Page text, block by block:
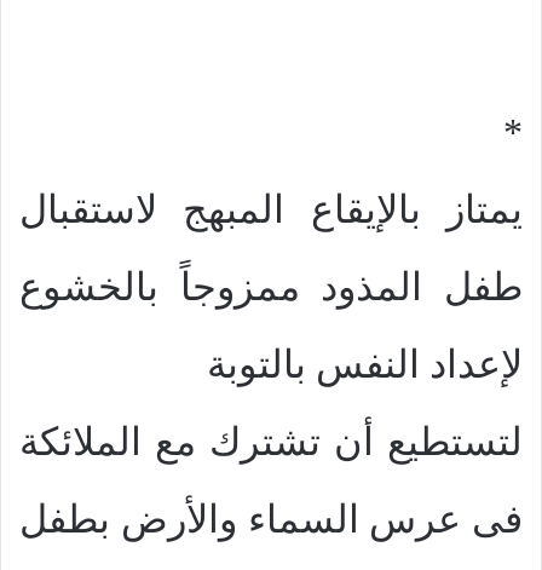
*
يمتاز بالإيقاع المبهج لاستقبال
طفل المذود ممزوجاً بالخشوع
لإعداد النفس بالتوبة
لتستطيع أن تشترك مع الملائكة
فى عرس السماء والأرض بطفل